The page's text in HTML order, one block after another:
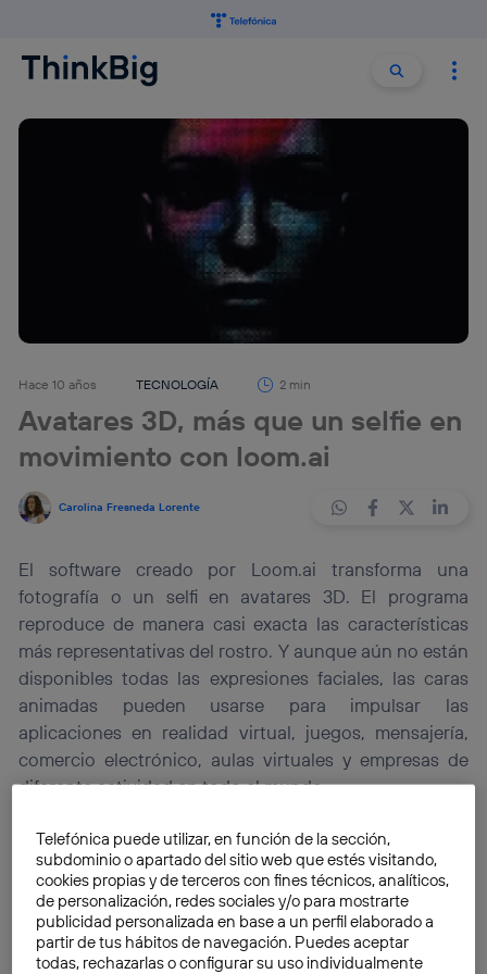
Buscar
Hace 10 años TECNOLOGÍA 2 min
Avatares 3D, más que un selfie en
movimiento con loom.ai
Carolina Fresneda Lorente
El software creado por Loom.ai transforma una
fotografía o un selfi en avatares 3D. El programa
reproduce de manera casi exacta las características
más representativas del rostro. Y aunque aún no están
disponibles todas las expresiones faciales, las caras
animadas pueden usarse para impulsar las
aplicaciones en realidad virtual, juegos, mensajería,
comercio electrónico, aulas virtuales y empresas de
diferente actividad en todo el mundo.
Loom.ai es un proyecto de antiguos trabajadores de
DreamWorksyLucasFilm
que ha recaudado 1,3
millones de dólares de inversión para poder avanzar
en suplataforma de creación de avatares 3D
partir de una simple fotografía o un selfie,Loom.ai
Telefónica puede utilizar, en función de la sección,
subdominio o apartado del sitio web que estés visitando,
cookies propias y de terceros con fines técnicos, analíticos,
de personalización, redes sociales y/o para mostrarte
publicidad personalizada en base a un perfil elaborado a
partir de tus hábitos de navegación. Puedes aceptar
todas, rechazarlas o configurar su uso individualmente